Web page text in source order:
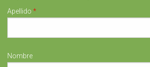
Apellido *
Nombre